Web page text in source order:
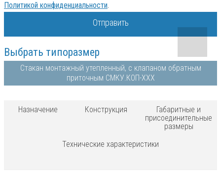
Политикой конфиденциальности.
Отправить
Выбрать типоразмер
Стакан монтажный утепленный, с клапаном обратным
приточным СМКУ.КОП-ХХХ
Назначение Конструкция
Габаритные и
присоединительные
размеры
Технические характеристики